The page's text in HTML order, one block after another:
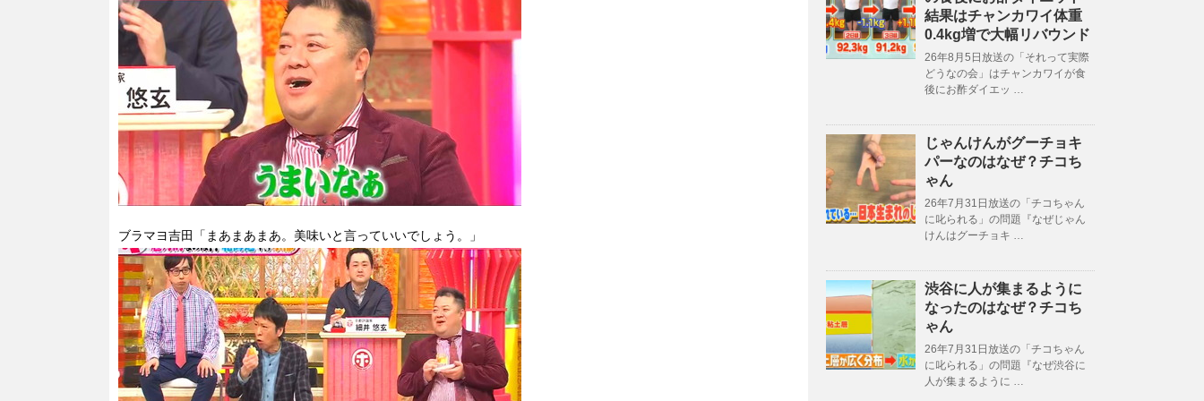
ブラマヨ吉田「まあまあまあ。美味いと言っていいでしょう。」
結果はチャンカワイ体重
0.4kg増で大幅リバウンド
26年8月5日放送の「それって実際
どうなの会」はチャンカワイが食
後にお酢ダイエッ …
じゃんけんがグーチョキ
パーなのはなぜ？チコち
ゃん
26年7月31日放送の「チコちゃん
に叱られる」の問題『なぜじゃん
けんはグーチョキ …
渋谷に人が集まるように
なったのはなぜ？チコち
ゃん
26年7月31日放送の「チコちゃん
に叱られる」の問題『なぜ渋谷に
人が集まるように …